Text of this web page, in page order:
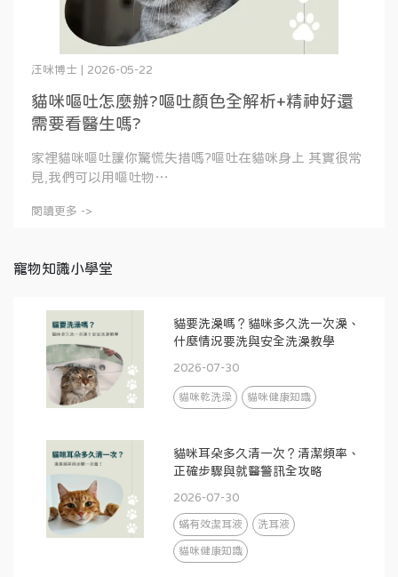
貓咪嘔吐怎麼辦?嘔吐顏色全解析+精神好還
需要看醫生嗎?
汪咪博士 | 2026-05-22
家裡貓咪嘔吐讓你驚慌失措嗎?嘔吐在貓咪身上 其實很常
見,我們可以用嘔吐物⋯
閱讀更多 ->
寵物知識小學堂
貓要洗澡嗎？貓咪多久洗一次澡、
什麼情況要洗與安全洗澡教學
2026-07-30
貓咪乾洗澡 貓咪健康知識
貓咪耳朵多久清一次？清潔頻率、
正確步驟與就醫警訊全攻略
2026-07-30
蟎有效潔耳液 洗耳液
貓咪健康知識